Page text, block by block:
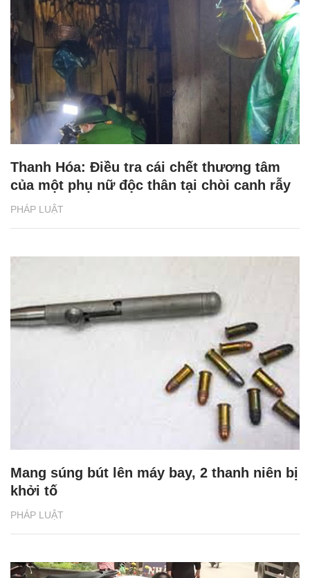
PHÁP LUẬT
Thanh Hóa: Điều tra cái chết thương tâm
của một phụ nữ độc thân tại chòi canh rẫy
PHÁP LUẬT
Mang súng bút lên máy bay, 2 thanh niên bị
khởi tố